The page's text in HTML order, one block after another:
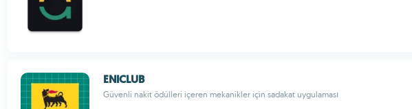
ENICLUB
Güvenli nakit ödülleri içeren mekanikler için sadakat uygulaması